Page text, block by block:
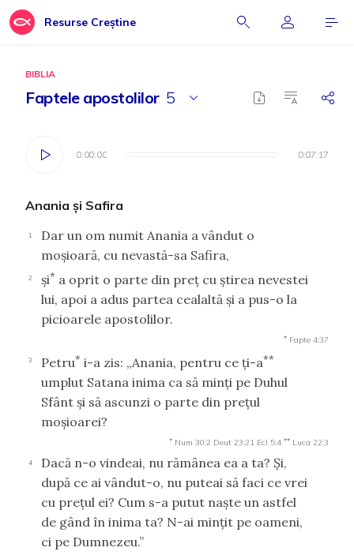
Resurse Creștine
BIBLIA
Faptele apostolilor 5
0:00:00 0:07:17
0:00:00 0:07:17
Anania şi Safira
1
Dar un om numit Anania a vândut o
moşioară, cu nevastă-sa Safira,
2 şi* a oprit o parte din preţ cu ştirea nevestei
lui, apoi a adus partea cealaltă şi a pus-o la
picioarele apostolilor.
* Fapte 4:37
3 Petru* i-a zis: „Anania, pentru ce ţi-a**
umplut Satana inima ca să minţi pe Duhul
Sfânt şi să ascunzi o parte din preţul
moşioarei?
* Num 30:2 Deut 23:21 Ecl 5:4 ** Luca 22:3
4
Dacă n-o vindeai, nu rămânea ea a ta? Şi,
după ce ai vândut-o, nu puteai să faci ce vrei
cu preţul ei? Cum s-a putut naşte un astfel
de gând în inima ta? N-ai minţit pe oameni,
ci pe Dumnezeu.”